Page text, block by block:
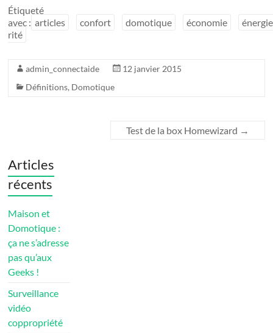
Étiqueté
avec : articles confort domotique économie
énergie
rité
admin_connectaide
12 janvier 2015
Définitions, Domotique
Test de la box Homewizard →
Articles
récents
Maison et
Domotique :
ça ne s’adresse
pas qu’aux
Geeks !
Surveillance
vidéo
coppropriété